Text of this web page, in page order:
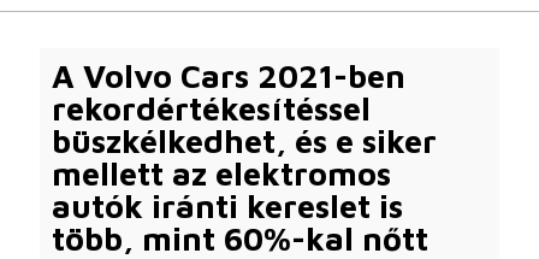
A Volvo Cars 2021-ben
rekordértékesítéssel
büszkélkedhet, és e siker
mellett az elektromos
autók iránti kereslet is
több, mint 60%-kal nőtt